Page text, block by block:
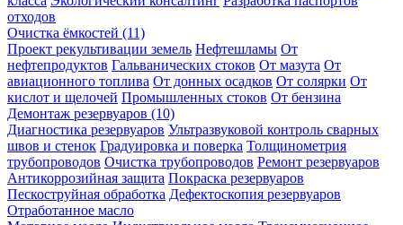
отходов
Очистка ёмкостей (11)
Проект рекультивации земель Нефтешламы От
нефтепродуктов Гальванических стоков От мазута От
авиационного топлива От донных осадков От солярки От
кислот и щелочей Промышленных стоков От бензина
Демонтаж резервуаров (10)
Диагностика резервуаров Ультразвуковой контроль сварных
швов и стенок Градуировка и поверка Толщинометрия
трубопроводов Очистка трубопроводов Ремонт резервуаров
Антикоррозийная защита Покраска резервуаров
Пескоструйная обработка Дефектоскопия резервуаров
Отработанное масло